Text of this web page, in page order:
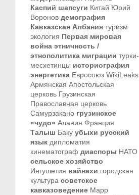
Каспий шапсуги Китай Юрий
Воронов демография
Кавказская Албания туризм
экология Первая мировая
война этничность /
этнополитика миграции турки-
месхетинцы историография
энергетика Евросоюз WikiLeaks
Армянская Апостольская
церковь Грузинская
Православная церковь
Самурзакано грузинское
«чудо» Алания Франция
Талыш Баку убыхи русский
язык дипломатия
кинематограф диаспоры НАТО
сельское хозяйство
Ингушетия вайнахи городская
культура советское
кавказоведение Марр